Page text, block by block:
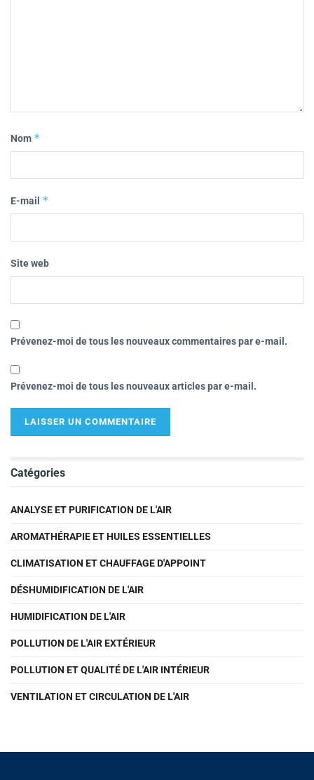
Nom *
E-mail *
Site web
Prévenez-moi de tous les nouveaux commentaires par e-mail.
Prévenez-moi de tous les nouveaux articles par e-mail.
Catégories
ANALYSE ET PURIFICATION DE L'AIR
AROMATHÉRAPIE ET HUILES ESSENTIELLES
CLIMATISATION ET CHAUFFAGE D'APPOINT
DÉSHUMIDIFICATION DE L'AIR
HUMIDIFICATION DE L'AIR
POLLUTION DE L'AIR EXTÉRIEUR
POLLUTION ET QUALITÉ DE L'AIR INTÉRIEUR
VENTILATION ET CIRCULATION DE L'AIR